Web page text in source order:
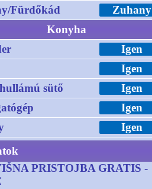
Fürdőkád
Zuhany
Konyha
Igen
Igen
sütő
Igen
Igen
Igen
PRISTOJBA GRATIS -